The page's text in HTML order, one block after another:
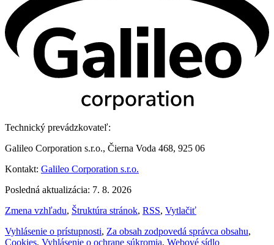
Technický prevádzkovateľ:
Galileo Corporation s.r.o., Čierna Voda 468, 925 06
Kontakt: Galileo Corporation s.r.o.
Posledná aktualizácia: 7. 8. 2026
Zmena vzhľadu, Štruktúra stránok, RSS, Vytlačiť
Vyhlásenie o prístupnosti, Za obsah zodpovedá správca obsahu,
Cookies, Vyhlásenie o ochrane súkromia, Webové sídlo